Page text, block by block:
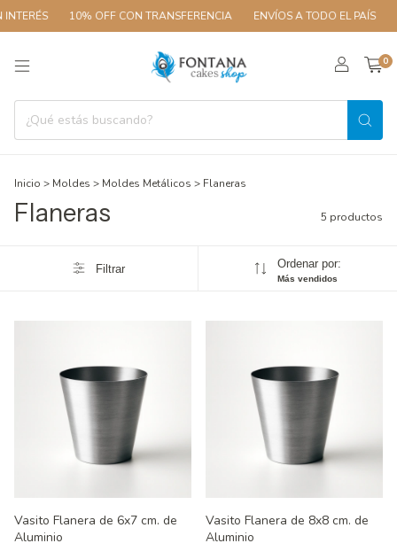
10% OFF CON TRANSFERENCIA ENVÍOS A TODO EL PAÍS 3
0
Inicio > Moldes > Moldes Metálicos > Flaneras
Flaneras 5 productos
Filtrar Ordenar por:
Más vendidos
Vasito Flanera de 6x7 cm. de
Aluminio
Vasito Flanera de 8x8 cm. de
Aluminio